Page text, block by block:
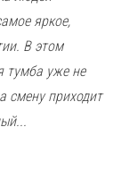
яркое,
В этом
тумба уже не
смену приходит